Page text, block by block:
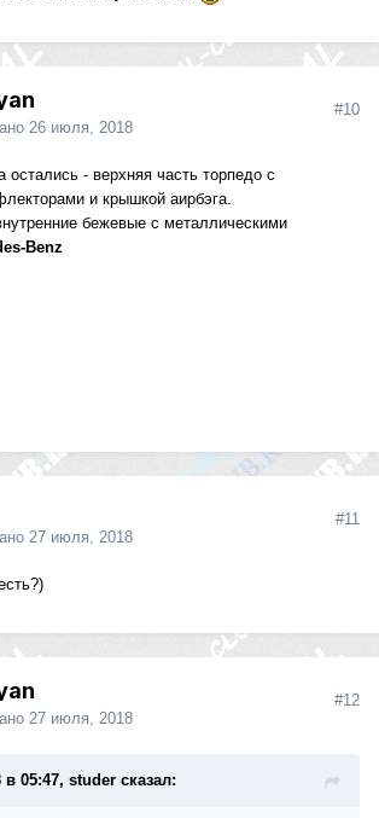
26 июля, 2018
#10
остались - верхняя часть торпедо с
и крышкой аирбэга.
бежевые с металлическими
Benz
27 июля, 2018
#11
27 июля, 2018
#12
в 05:47, studer сказал: